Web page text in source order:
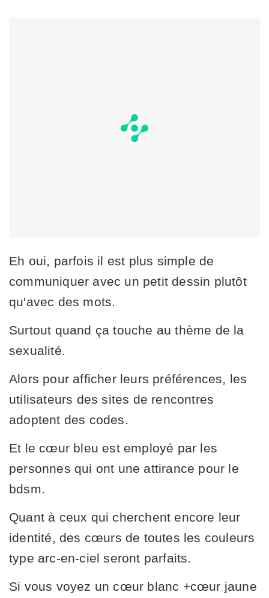
Eh oui, parfois il est plus simple de
communiquer avec un petit dessin plutôt
qu'avec des mots.
Surtout quand ça touche au thème de la
sexualité.
Alors pour afficher leurs préférences, les
utilisateurs des sites de rencontres
adoptent des codes.
Et le cœur bleu est employé par les
personnes qui ont une attirance pour le
bdsm.
Quant à ceux qui cherchent encore leur
identité, des cœurs de toutes les couleurs
type arc-en-ciel seront parfaits.
Si vous voyez un cœur blanc +cœur jaune